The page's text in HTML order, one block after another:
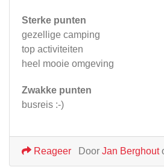
Sterke punten
gezellige camping
top activiteiten
heel mooie omgeving
Zwakke punten
busreis :-)
Door Jan Berghout
Reageer